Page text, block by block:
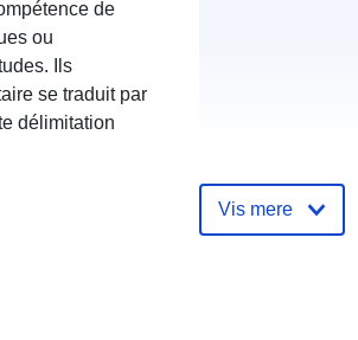
de
ou
Ils
se traduit par
délimitation
Fortegnelse over
kataloger:
Vis mere